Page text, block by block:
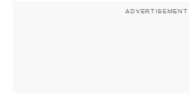
ADVERTISEMENT